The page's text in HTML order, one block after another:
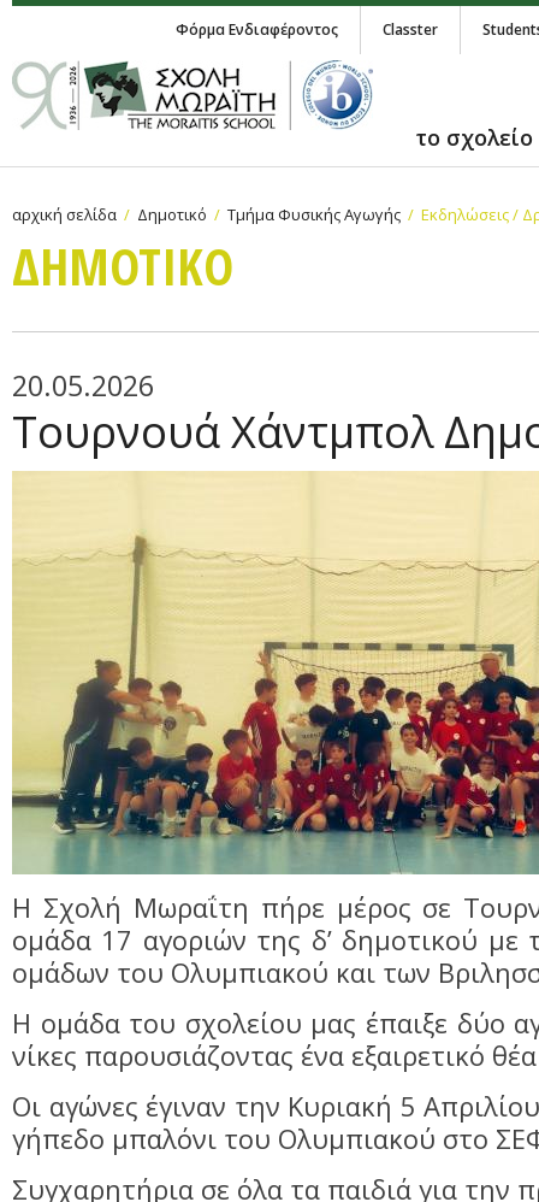
Φόρμα Ενδιαφέροντος Classter
το σχολείο
αρχική σελίδα Δημοτικό Τμήμα Φυσικής Αγωγής Εκδηλώσεις /
ΔΗΜΟΤΙΚΟ
20.05.2026
Τουρνουά Χάντμπολ
Η Σχολή Μωραΐτη πήρε μέρος σε
ομάδα 17 αγοριών της δ’ δημοτικού
ομάδων του Ολυμπιακού και των
Η ομάδα του σχολείου μας έπαιξε δύο
νίκες παρουσιάζοντας ένα εξαιρετικό
Οι αγώνες έγιναν την Κυριακή 5
γήπεδο μπαλόνι του Ολυμπιακού στο
Συγχαρητήρια σε όλα τα παιδιά για την